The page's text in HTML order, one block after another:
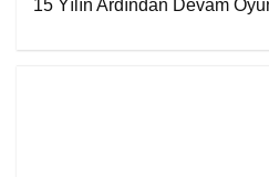
15 Yılın Ardından Devam